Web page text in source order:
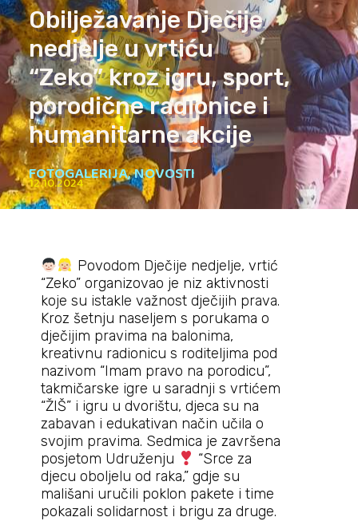
Obilježavanje Dječije
nedjelje u vrtiću
“Zeko” kroz igru, sport,
porodične radionice i
humanitarne akcije
FOTOGALERIJA,NOVOSTI
12.10.2024
Povodom Dječije nedjelje, vrtić
“Zeko” organizovao je niz aktivnosti
koje su istakle važnost dječijih prava.
Kroz šetnju naseljem s porukama o
dječijim pravima na balonima,
kreativnu radionicu s roditeljima pod
nazivom “Imam pravo na porodicu”,
takmičarske igre u saradnji s vrtićem
“ŽIŠ” i igru u dvorištu, djeca su na
zabavan i edukativan način učila o
svojim pravima. Sedmica je završena
posjetom Udruženju
“Srce za
djecu oboljelu od raka,” gdje su
mališani uručili poklon pakete i time
pokazali solidarnost i brigu za druge.